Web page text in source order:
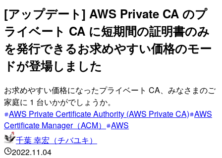
[アップデート] AWS Private CA のプ
ライベート CA に短期間の証明書のみ
を発行できるお求めやすい価格のモー
ドが登場しました
お求めやすい価格になったプライベート CA、みなさまのご
家庭に 1 台いかがでしょうか。
AWS Private Certificate Authority (AWS Private CA) AWS
Certificate Manager（ACM）
AWS
千葉 幸宏（チバユキ）
2022.11.04